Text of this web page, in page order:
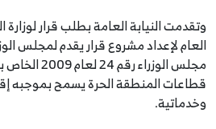
وتقدمت النيابة العامة بطلب قرار لوزارة
العام لإعداد مشروع قرار يقدم لمجلس
مجلس
قطاعات المنطقة الحرة يسمح بموجبه
وخدماتية.